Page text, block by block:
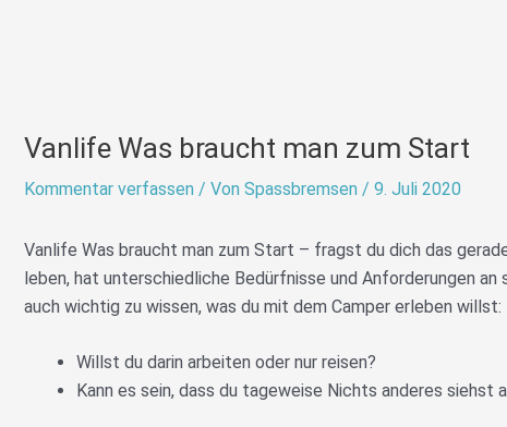
Vanlife Was braucht man zum Start
Kommentar verfassen / Von Spassbremsen / 9. Juli 2020
Vanlife Was braucht man zum Start – fragst du dich das
leben, hat unterschiedliche Bedürfnisse und Anforderungen
auch wichtig zu wissen, was du mit dem Camper erleben willst:
Willst du darin arbeiten oder nur reisen?
Kann es sein, dass du tageweise Nichts anderes siehst